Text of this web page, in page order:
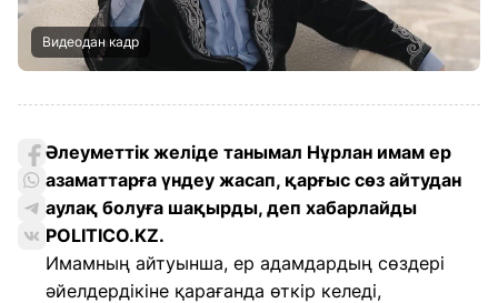
Видеодан кадр
Әлеуметтік желіде танымал Нұрлан имам ер
азаматтарға үндеу жасап, қарғыс сөз айтудан
аулақ болуға шақырды, деп хабарлайды
POLITICO.KZ.
Имамның айтуынша, ер адамдардың сөздері
әйелдердікіне қарағанда өткір келеді,